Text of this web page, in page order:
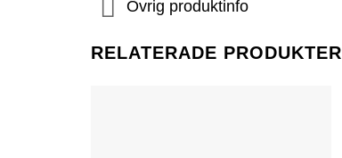
Övrig produktinfo
RELATERADE PRODUKTER